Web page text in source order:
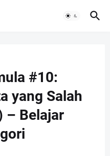
#10:
yang Salah
– Belajar